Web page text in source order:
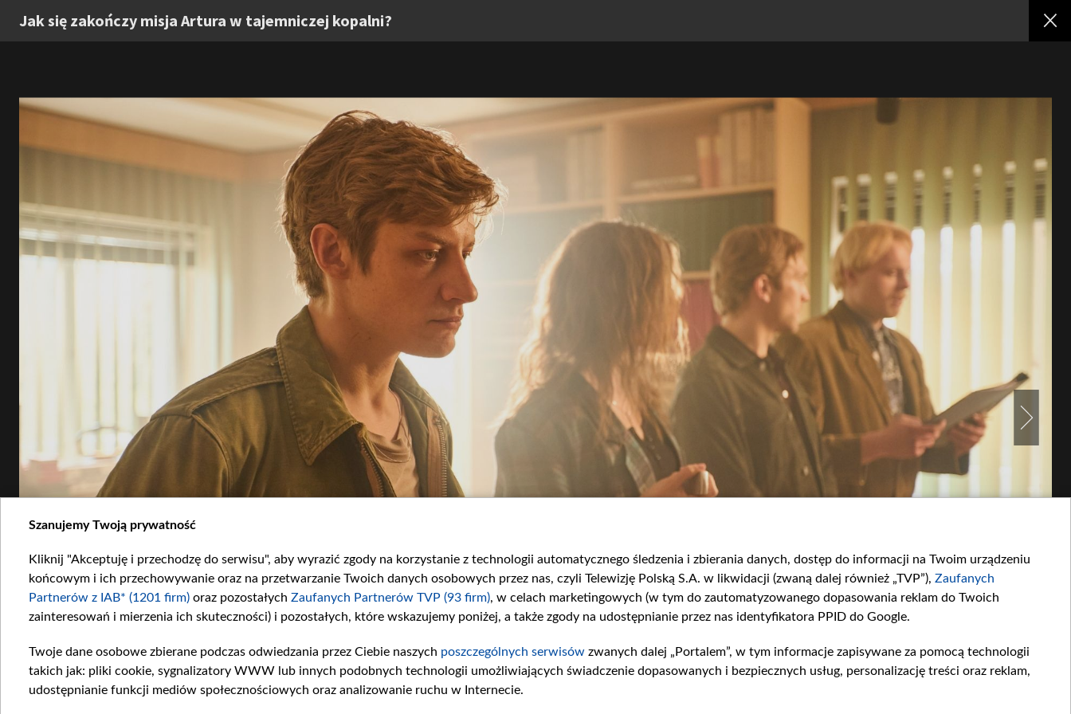
Jak się zakończy misja Artura w tajemniczej kopalni?
Artur i jego koledzy nie poradzili sobie w starciu z radzieckim spiskiem. Fot. Dawid Olczak
Szanujemy Twoją prywatność
Kliknij "Akceptuję i przechodzę do serwisu", aby wyrazić zgody na korzystanie z technologii automatycznego śledzenia i zbierania danych, dostęp do informacji na Twoim urządzeniu
końcowym i ich przechowywanie oraz na przetwarzanie Twoich danych osobowych przez nas, czyli Telewizję Polską S.A. w likwidacji (zwaną dalej również „TVP”), Zaufanych
Partnerów z IAB* (1201 firm) oraz pozostałych Zaufanych Partnerów TVP (93 firm), w celach marketingowych (w tym do zautomatyzowanego dopasowania reklam do Twoich
zainteresowań i mierzenia ich skuteczności) i pozostałych, które wskazujemy poniżej, a także zgody na udostępnianie przez nas identyfikatora PPID do Google.
Twoje dane osobowe zbierane podczas odwiedzania przez Ciebie naszych poszczególnych serwisów zwanych dalej „Portalem”, w tym informacje zapisywane za pomocą technologii
takich jak: pliki cookie, sygnalizatory WWW lub innych podobnych technologii umożliwiających świadczenie dopasowanych i bezpiecznych usług, personalizację treści oraz reklam,
udostępnianie funkcji mediów społecznościowych oraz analizowanie ruchu w Internecie.